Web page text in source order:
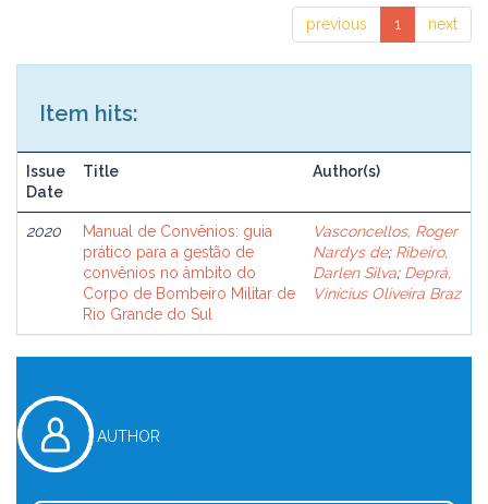
previous 1 next
Item hits:
Issue
Date
Title Author(s)
2020
Manual de Convênios: guia
prático para a gestão de
convênios no âmbito do
Corpo de Bombeiro Militar de
Rio Grande do Sul
Vasconcellos, Roger
Nardys de; Ribeiro,
Darlen Silva; Deprá,
Vinícius Oliveira Braz
AUTHOR